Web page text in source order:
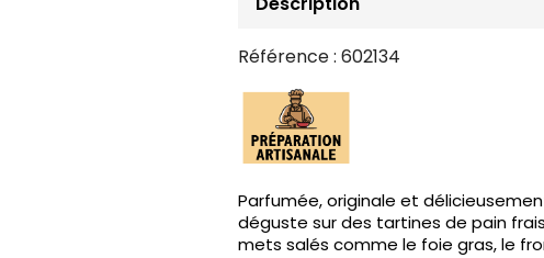
Référence : 602134
Parfumée, originale et
déguste sur des tartines de pain
mets salés comme le foie gras, le